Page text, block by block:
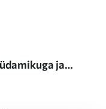
ja
helesinine taust,